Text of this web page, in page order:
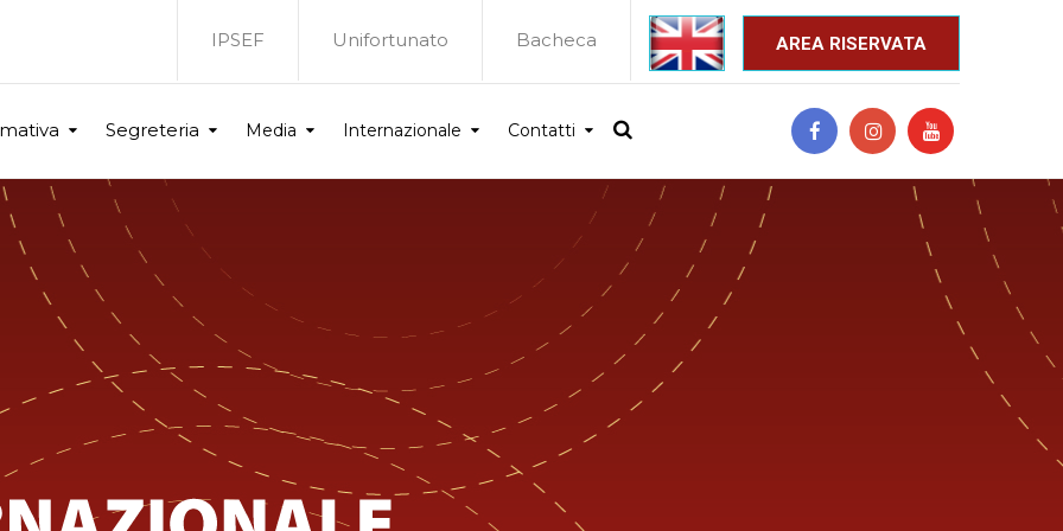
AREA RISERVATA
_
IPSEF Unifortunato Bacheca
Segreteria Media Internazionale Contatti